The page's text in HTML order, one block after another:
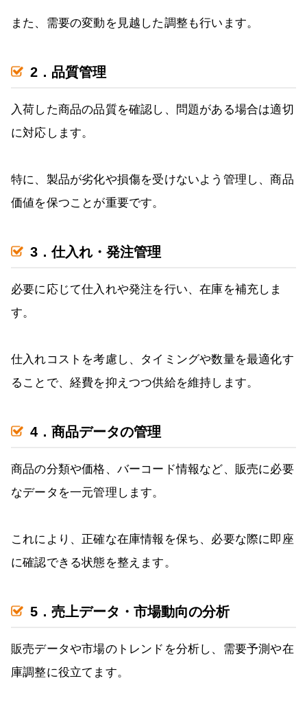
また、需要の変動を見越した調整も行います。
2．品質管理
入荷した商品の品質を確認し、問題がある場合は適切
に対応します。
特に、製品が劣化や損傷を受けないよう管理し、商品
価値を保つことが重要です。
3．仕入れ・発注管理
必要に応じて仕入れや発注を行い、在庫を補充しま
す。
仕入れコストを考慮し、タイミングや数量を最適化す
ることで、経費を抑えつつ供給を維持します。
4．商品データの管理
商品の分類や価格、バーコード情報など、販売に必要
なデータを一元管理します。
これにより、正確な在庫情報を保ち、必要な際に即座
に確認できる状態を整えます。
5．売上データ・市場動向の分析
販売データや市場のトレンドを分析し、需要予測や在
庫調整に役立てます。